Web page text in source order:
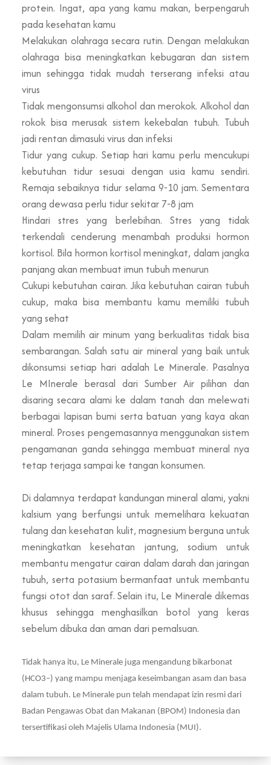
protein. Ingat, apa yang kamu makan, berpengaruh
pada kesehatan kamu
Melakukan olahraga secara rutin. Dengan melakukan
olahraga bisa meningkatkan kebugaran dan sistem
imun sehingga tidak mudah terserang infeksi atau
virus
Tidak mengonsumsi alkohol dan merokok. Alkohol dan
rokok bisa merusak sistem kekebalan tubuh. Tubuh
jadi rentan dimasuki virus dan infeksi
Tidur yang cukup. Setiap hari kamu perlu mencukupi
kebutuhan tidur sesuai dengan usia kamu sendiri.
Remaja sebaiknya tidur selama 9-10 jam. Sementara
orang dewasa perlu tidur sekitar 7-8 jam
Hindari stres yang berlebihan. Stres yang tidak
terkendali cenderung menambah produksi hormon
kortisol. Bila hormon kortisol meningkat, dalam jangka
panjang akan membuat imun tubuh menurun
Cukupi kebutuhan cairan. Jika kebutuhan cairan tubuh
cukup, maka bisa membantu kamu memiliki tubuh
yang sehat
Dalam memilih air minum yang berkualitas tidak bisa
sembarangan. Salah satu air mineral yang baik untuk
dikonsumsi setiap hari adalah Le Minerale. Pasalnya
Le MInerale berasal dari Sumber Air pilihan dan
disaring secara alami ke dalam tanah dan melewati
berbagai lapisan bumi serta batuan yang kaya akan
mineral. Proses pengemasannya menggunakan sistem
pengamanan ganda sehingga membuat mineral nya
tetap terjaga sampai ke tangan konsumen.
Di dalamnya terdapat kandungan mineral alami, yakni
kalsium yang berfungsi untuk memelihara kekuatan
tulang dan kesehatan kulit, magnesium berguna untuk
meningkatkan kesehatan jantung, sodium untuk
membantu mengatur cairan dalam darah dan jaringan
tubuh, serta potasium bermanfaat untuk membantu
fungsi otot dan saraf. Selain itu, Le Minerale dikemas
khusus sehingga menghasilkan botol yang keras
sebelum dibuka dan aman dari pemalsuan.
Tidak hanya itu, Le Minerale juga mengandung bikarbonat
(HCO3–) yang mampu menjaga keseimbangan asam dan basa
dalam tubuh. Le Minerale pun telah mendapat izin resmi dari
Badan Pengawas Obat dan Makanan (BPOM) Indonesia dan
tersertifikasi oleh Majelis Ulama Indonesia (MUI).